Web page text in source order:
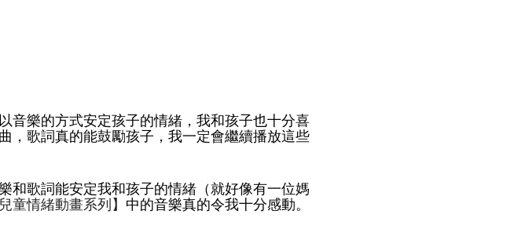
以音樂的方式安定孩子的情緒，我和孩子也十分喜
，歌詞真的能鼓勵孩子，我一定會繼續播放這些
和歌詞能安定我和孩子的情緒（就好像有一位媽
兒童情緒動畫系列】 中的音樂真的令我十分感動。